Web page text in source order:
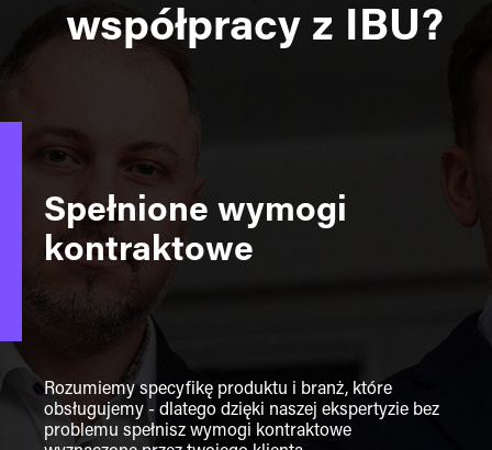
współpracy z IBU?
Spełnione wymogi
kontraktowe
Rozumiemy specyfikę produktu i branż, które
obsługujemy - dlatego dzięki naszej ekspertyzie bez
problemu spełnisz wymogi kontraktowe